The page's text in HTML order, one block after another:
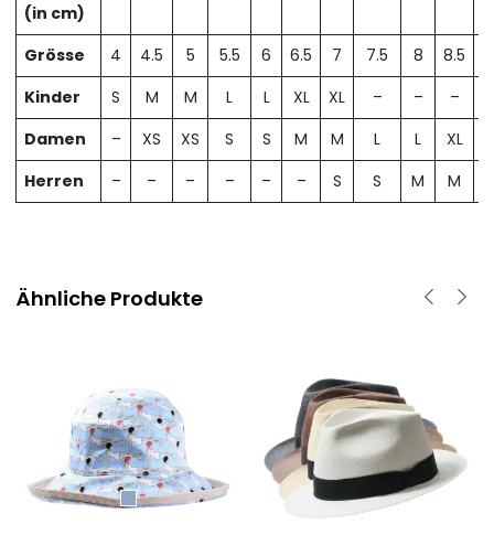
(in cm)
Grösse 4 4.5 5 5.5 6 6.5 7 7.5 8 8.5
Kinder
S M M L L XL XL – – –
Damen
– XS XS S S M M L L XL
Herren
– – – – – – S S M M
Ähnliche Produkte